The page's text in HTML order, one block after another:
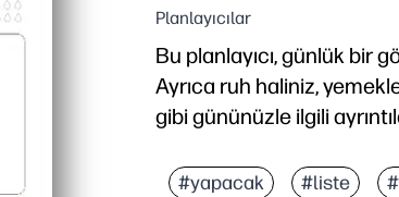
Planlayıcılar
Bu planlayıcı, günlük bir
Ayrıca ruh haliniz,
gibi gününüzle ilgili
Yazdırın ve gidin -
#yapacak #liste